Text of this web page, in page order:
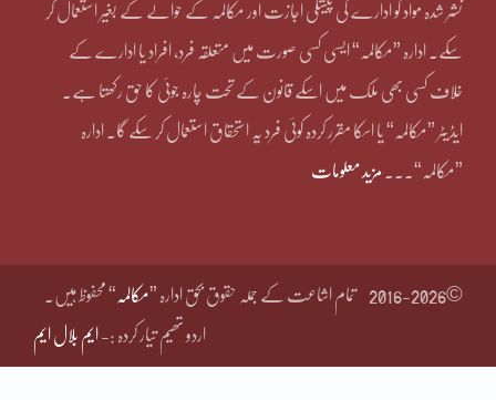
نشر شدہ مواد کو ادارے کی پیشگی اجازت اور مکالمہ کے حوالے کے بغیر استعمال کر
سکے۔ ادارہ ”مکالمہ“ ایسی کسی صورت میں متعلقہ فرد، افراد یا ادارے کے
خلاف کسی بھی ملک میں اسکے قانون کے تحت چارہ جوئی کا حق رکھتا ہے۔
ایڈیٹر ”مکالمہ“ یا اسکا مقرر کردہ کوئی فرد یہ استحقاق استعمال کر سکے گا۔ ادارہ
”مکالمہ“۔۔۔ مزید معلومات
©2016-2026 تمام اشاعت کے جملہ حقوق بحق ادارہ ”مکالمہ “ محفوظ ہیں۔
اردو تھیم تیار کردہ :- ایم بلال ایم